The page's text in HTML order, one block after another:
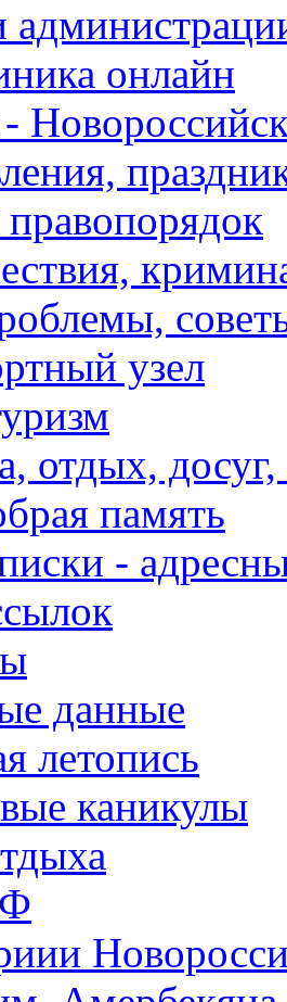
онлайн
узел
отдых,
память
-
данные
летопись
каникулы